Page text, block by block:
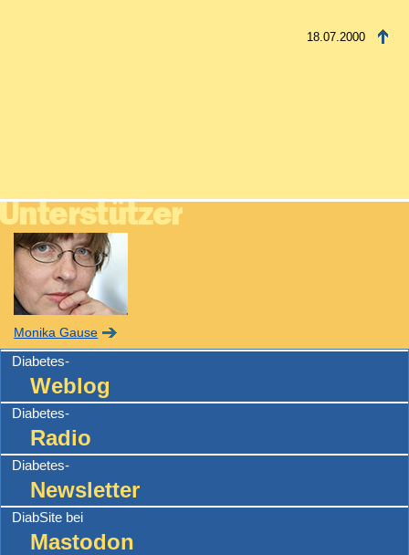
18.07.2000
Monika Gause
Diabetes-
Weblog
Diabetes-
Radio
Diabetes-
Newsletter
DiabSite bei
Mastodon